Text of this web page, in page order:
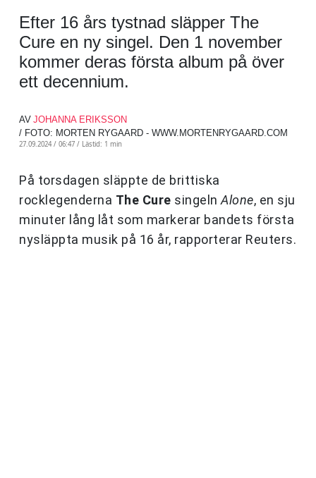
Efter 16 års tystnad släpper The
Cure en ny singel. Den 1 november
kommer deras första album på över
ett decennium.
AV JOHANNA ERIKSSON
/ FOTO: MORTEN RYGAARD - WWW.MORTENRYGAARD.COM
27.09.2024 / 06:47 / Lästid: 1 min
På torsdagen släppte de brittiska
rocklegenderna The Cure singeln Alone, en sju
minuter lång låt som markerar bandets första
nysläppta musik på 16 år, rapporterar Reuters.